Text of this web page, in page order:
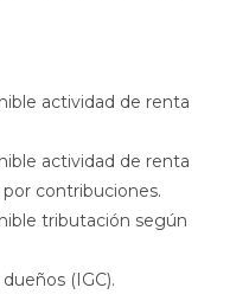
actividad de renta
actividad de renta
contribuciones.
tributación según
(IGC).